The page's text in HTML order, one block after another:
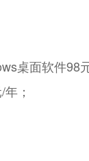
桌面软件98
；